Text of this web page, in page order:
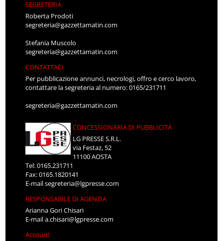
SEGRETERIA
Roberta Prodoti
segreteria@gazzettamatin.com
Stefania Muscolo
segreteria@gazzettamatin.com
CONTATTACI
Per pubblicazione annunci, necrologi, offro e cerco lavoro,
contattare la segreteria al numero: 0165/231711
segreteria@gazzettamatin.com
CONCESSIONARIA DI PUBBLICITÀ
LG PRESSE S.R.L.
via Festaz, 52
11100 AOSTA
Tel: 0165.231711
Fax: 0165.1820141
E-mailsegreteria@lgpresse.com
RESPONSABILE DI AGENZIA
Arianna Gori Chisari
E-maila.chisari@lgpresse.com
Account